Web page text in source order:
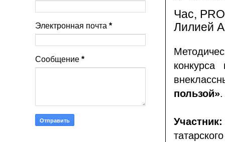
Час,
Лилией
конкурса
пользой».
т
Электронная почта *
Сообщение *